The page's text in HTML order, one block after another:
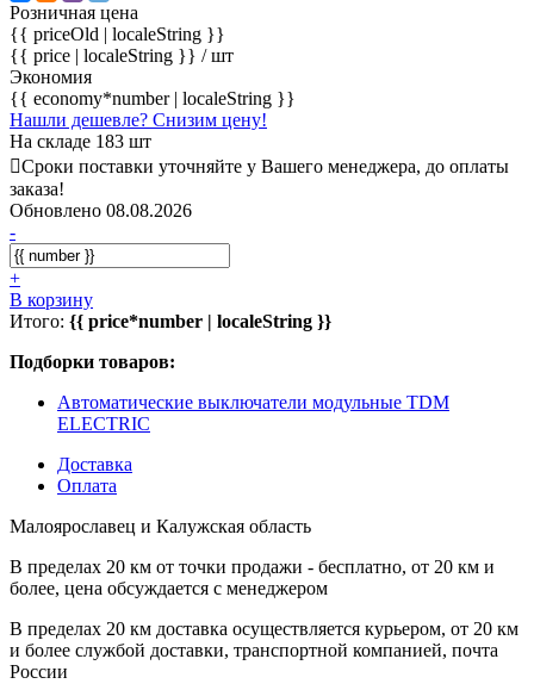
Розничная цена
{{ priceOld | localeString }}
{{ price | localeString }} / шт
Экономия
{{ economy*number | localeString }}
Нашли дешевле? Снизим цену!
На складе 183 шт
Сроки поставки уточняйте у Вашего менеджера, до оплаты
заказа!
Обновлено 08.08.2026
-
+
В корзину
Итого: {{ price*number | localeString }}
Подборки товаров:
Автоматические выключатели модульные TDM
ELECTRIC
Доставка
Оплата
Малоярославец и Калужская область
В пределах 20 км от точки продажи - бесплатно, от 20 км и
более, цена обсуждается с менеджером
В пределах 20 км доставка осуществляется курьером, от 20 км
и более службой доставки, транспортной компанией, почта
России